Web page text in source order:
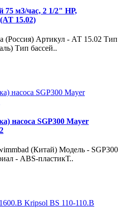
75 м3/час, 2 1/2" НР,
15.02)
(Россия) Артикул - АТ 15.02 Тип
Тип бассей..
насоса SGP300 Mayer
(Китай) Модель - SGP300
- ABS-пластикТ..